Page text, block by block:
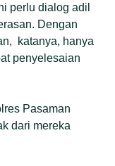
perlu dialog adil
Dengan
katanya, hanya
penyelesaian
Pasaman
dari mereka